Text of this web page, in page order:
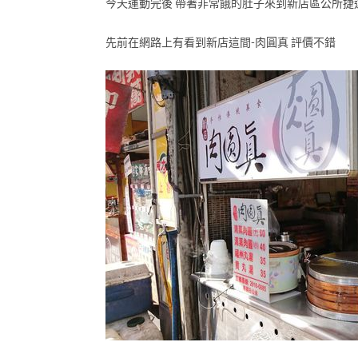
今天運動完後 帶著非常餓的肚子來到新店區公所捷
先前在網路上有看到新店這間-肉圓真 評價不錯